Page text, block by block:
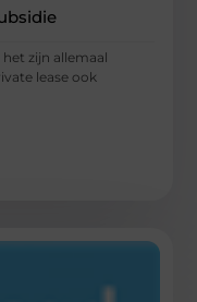
zijn allemaal
lease ook